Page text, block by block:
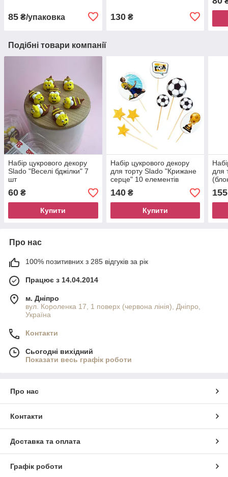
85 ₴/упаковка 130₴
Подібні товари компанії
Набір цукрового декору
Slado "Веселі бджілки" 7
шт
60 ₴
Купити
Набір цукрового декору
для торту Slado "Крижане
серце" 10 елементів
140₴
Купити
для
155
Про нас
100% позитивних з 285 відгуків за рік
Працює з 14.04.2014
м. Дніпро
вул. Короленка 17, 1 поверх (червона лінія), Дніпро,
Україна
Контакти
Сьогодні вихідний
Показати весь графік роботи
Про нас
Контакти
Доставка та оплата
Графік роботи